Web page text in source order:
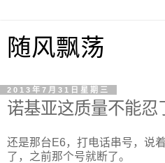
随风飘荡
2013年7月31日星期三
诺基亚这质量不能忍
还是那台E6，打电话串号，说
了，之前那个号就断了。